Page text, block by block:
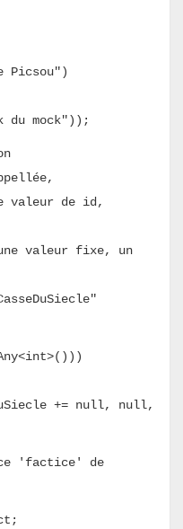
Picsou")
du mock") );
valeur de id,
valeur fixe, un
+= null, null,
'factice' de